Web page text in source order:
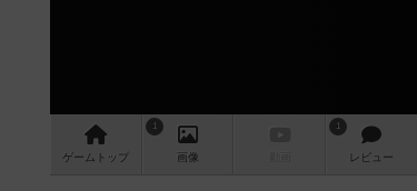
ゲーム トップ
1
画像
1
レビュー